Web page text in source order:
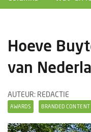
Hoeve
van
AUTEUR: REDACTIE
AWARDS BRANDED CONTENT